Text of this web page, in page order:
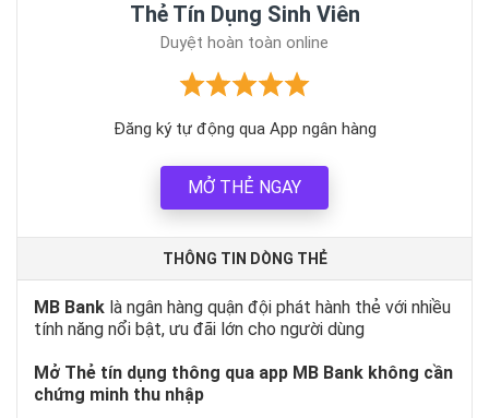
Thẻ Tín Dụng Sinh Viên
Duyệt hoàn toàn online
Đăng ký tự động qua App ngân hàng
MỞ THẺ NGAY
THÔNG TIN DÒNG THẺ
MB Bank là ngân hàng quận đội phát hành thẻ với nhiều
tính năng nổi bật, ưu đãi lớn cho người dùng
Mở Thẻ tín dụng thông qua app MB Bank không cần
chứng minh thu nhập